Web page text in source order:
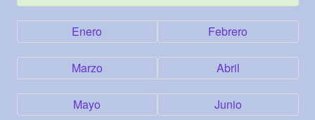
Enero Febrero
Marzo Abril
Mayo Junio